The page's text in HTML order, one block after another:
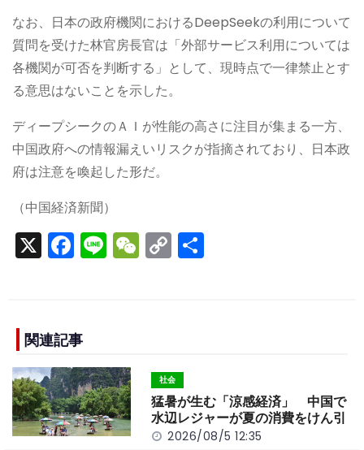
なお、日本の政府機関におけるDeepSeekの利用について
質問を受けた林官房長官は「外部サービス利用については
各機関が可否を判断する」として、現時点で一律禁止とす
る意思はないことを示した。
ディープシークのＡＩが性能の高さに注目が集まる一方、
中国政府への情報漏えいリスクが指摘されており、日本政
府は注意を喚起した形だ。
（中国経済新聞）
X F
a
e
b
o
o
k
Li
n
W
e
C
o
n
k
関連記事
社会
猛暑が生む「涼感経済」 中国で
水辺レジャーが夏の消費をけん引
2026/08/5 12:35